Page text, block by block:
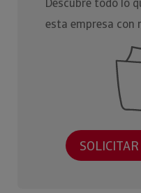
Descubre todo lo
esta empresa con